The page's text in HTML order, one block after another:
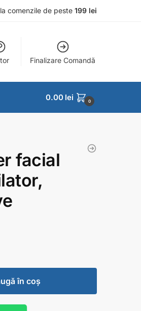
comenzile de peste 199 lei
Finalizare Comandă
0.00 lei 0
facial
în coș